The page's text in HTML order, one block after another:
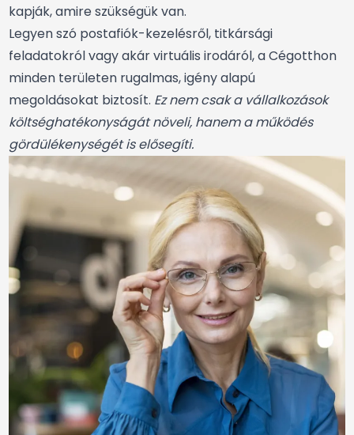
kapják, amire szükségük van.
Legyen szó postafiók-kezelésről, titkársági
feladatokról vagy akár virtuális irodáról, a Cégotthon
minden területen rugalmas, igény alapú
megoldásokat biztosít. Ez nem csak a vállalkozások
költséghatékonyságát növeli, hanem a működés
gördülékenységét is elősegíti.